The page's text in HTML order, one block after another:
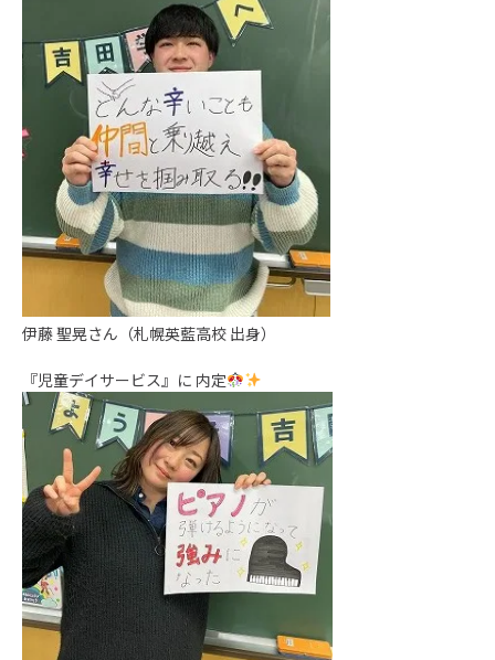
伊藤 聖晃さん（札幌英藍高校 出身）
『児童デイサービス』に 内定